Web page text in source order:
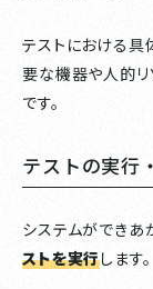
テストにおける具
要な機器や人的
です。
テストの実行
システムができあ
ストを実行します。